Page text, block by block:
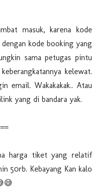
masuk, karena kode
kode booking yang
sama petugas pintu
kelewat.
email. Wakakakak.. Atau
yang di bandara yak.
harga tiket yang relatif
50rb. Kebayang Kan kalo